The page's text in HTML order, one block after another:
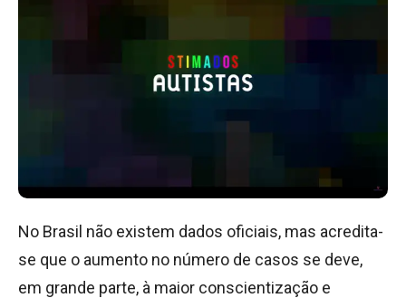
No Brasil não existem dados oficiais, mas acredita-
se que o aumento no número de casos se deve,
em grande parte, à maior conscientização e